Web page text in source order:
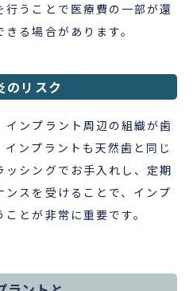
うことで医療費の一部が還
る場合があります。
のリスク
ンプラント周辺の組織が歯
ンプラントも天然歯と同じ
ッシングでお手入れし、定期
スを受けることで、インプ
とが非常に重要です。